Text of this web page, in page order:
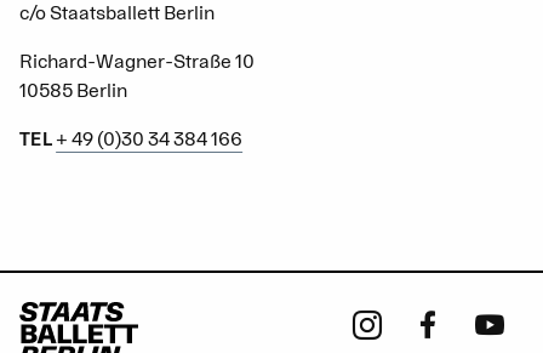
c/o Staatsballett Berlin
Richard-Wagner-Straße 10
10585 Berlin
TEL+ 49 (0)30 34 384 166